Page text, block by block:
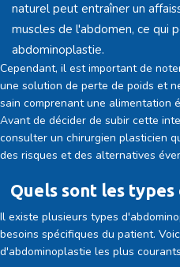
naturel peut entraîner un
muscles de l'abdomen, ce qui
abdominoplastie.
Cependant, il est important de
une solution de perte de poids et
sain comprenant une alimentation
Avant de décider de subir cette
consulter un chirurgien plasticien
des risques et des alternatives
Quels sont les
Il existe plusieurs types
besoins spécifiques du patient.
d'abdominoplastie les plus